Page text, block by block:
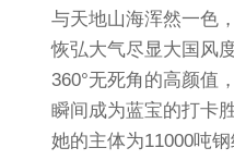
与天地山海浑然一色，
恢弘大气尽显大国风度
360°无死角的高颜值，
瞬间成为蓝宝的打卡胜
她的主体为11000吨钢